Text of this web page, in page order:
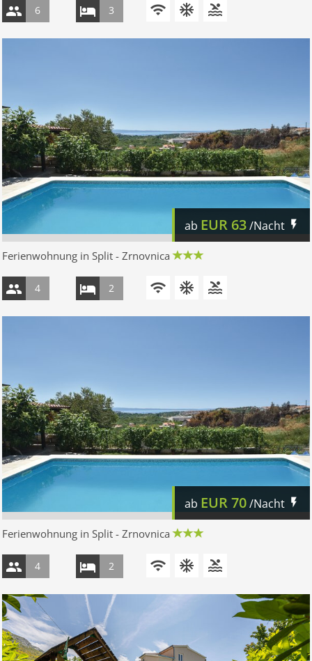
6 3
ab EUR 63/Nacht
Ferienwohnung in Split - Zrnovnica
4 2
ab EUR70/Nacht
Ferienwohnung in Split - Zrnovnica
4 2